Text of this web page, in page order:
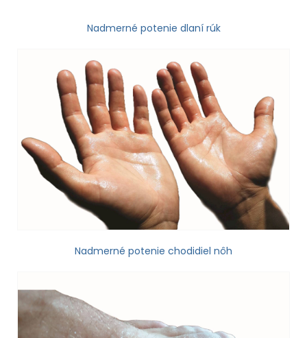
Nadmerné potenie dlaní rúk
Nadmerné potenie chodidiel nôh